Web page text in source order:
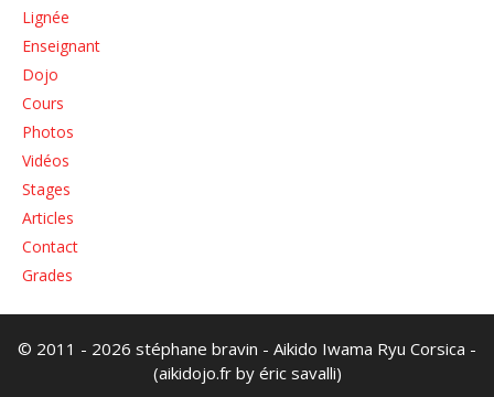
Lignée
Enseignant
Dojo
Cours
Photos
Vidéos
Stages
Articles
Contact
Grades
© 2011 - 2026 stéphane bravin - Aikido Iwama Ryu Corsica -
(aikidojo.fr by éric savalli)